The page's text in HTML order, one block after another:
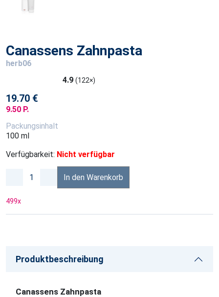
Canassens Zahnpasta
herb06
4.9 (122×)
19.70 €
9.50 P.
Packungsinhalt
100 ml
Verfügbarkeit: Nicht verfügbar
In den Warenkorb
499x
Produktbeschreibung
Canassens Zahnpasta